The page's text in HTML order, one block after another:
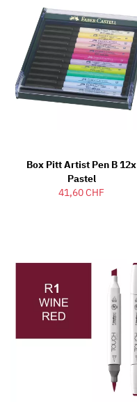
Box Pitt Artist Pen B 12x
Pastel
41,60 CHF